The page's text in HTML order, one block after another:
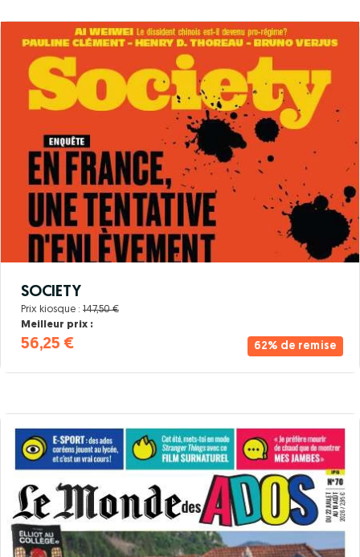
62% de remise
SOCIETY
Prix kiosque : 147,50 €
Meilleur prix :
56,25 €